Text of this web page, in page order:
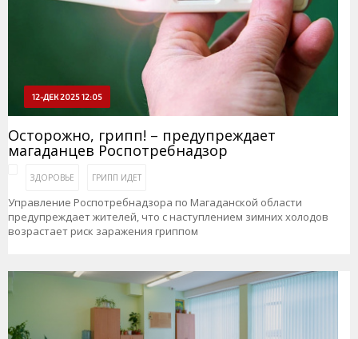
12-ДЕК 2025 12:05
Осторожно, грипп! – предупреждает
магаданцев Роспотребнадзор
ЗДОРОВЬЕ ГРИПП ИДЕТ
Управление Роспотребнадзора по Магаданской области
предупреждает жителей, что с наступлением зимних холодов
возрастает риск заражения гриппом